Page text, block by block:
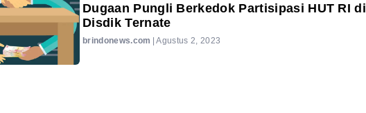
Dugaan Pungli Berkedok Partisipasi HUT RI di
Disdik Ternate
brindonews.com | Agustus 2, 2023